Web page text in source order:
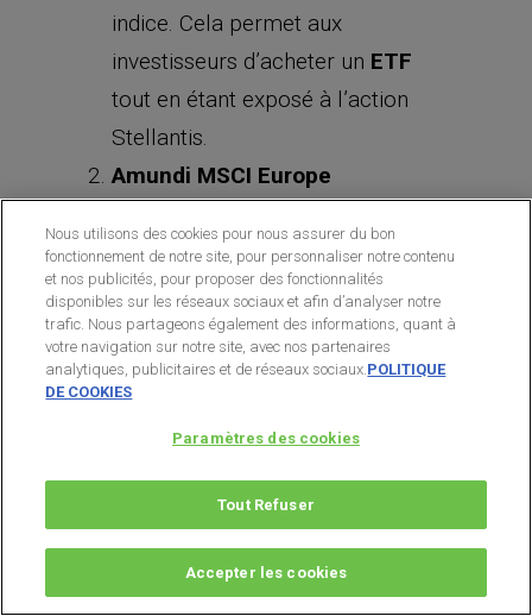
indice. Cela permet aux
investisseurs d’acheter un ETF
tout en étant exposé à l’action
Stellantis.
Amundi MSCI Europe
Ce fonds vise à suivre l’évolution
des principales entreprises
européennes.Stellantis, en tant
que l’un des plus grands groupes
automobiles en Europe, est inclus
dans cetETF, permettant une
exposition diversifiée au secteur
automobile et à d’autres secteurs
majeurs.
iShares STOXX Europe 600
Nous utilisons des cookies pour nous assurer du bon
fonctionnement de notre site, pour personnaliser notre contenu
et nos publicités, pour proposer des fonctionnalités
disponibles sur les réseaux sociaux et afin d’analyser notre
trafic. Nous partageons également des informations, quant à
votre navigation sur notre site, avec nos partenaires
analytiques, publicitaires et de réseaux sociaux.POLITIQUE
DE COOKIES
Paramètres des cookies
Tout Refuser
Accepter les cookies